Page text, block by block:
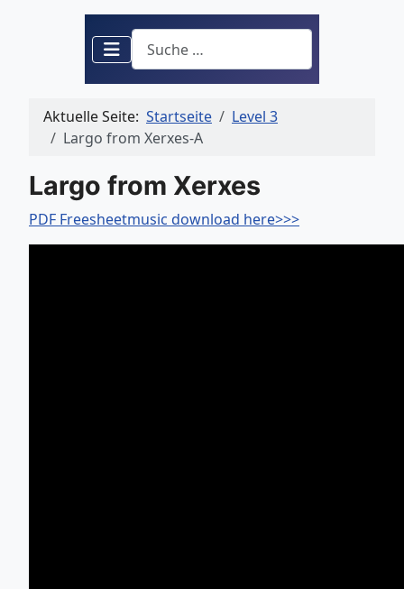
Suchen
Aktuelle Seite: Startseite
Level 3
Largo from Xerxes-A
Largo from Xerxes
PDF Freesheetmusic download here>>>